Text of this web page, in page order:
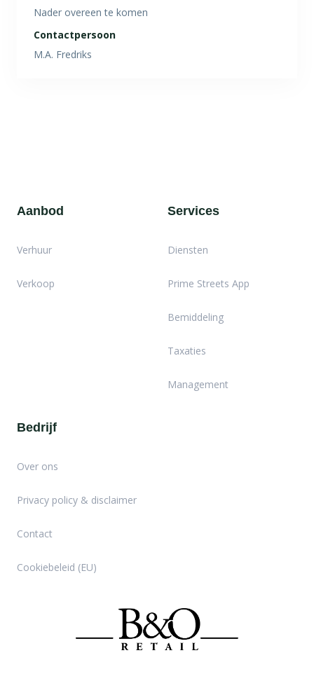
Nader overeen te komen
Contactpersoon
M.A. Fredriks
Aanbod
Verhuur
Verkoop
Services
Diensten
Prime Streets App
Bemiddeling
Taxaties
Management
Bedrijf
Over ons
Privacy policy & disclaimer
Contact
Cookiebeleid (EU)